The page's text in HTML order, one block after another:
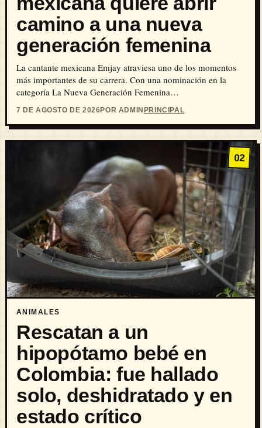
camino a una nueva
generación femenina
La cantante mexicana Emjay atraviesa uno de los momentos
más importantes de su carrera. Con una nominación en la
categoría La Nueva Generación Femenina…
7 DE AGOSTO DE 2026POR ADMIN PRINCIPAL
02
ANIMALES
Rescatan a un
hipopótamo bebé en
Colombia: fue hallado
solo, deshidratado y en
estado crítico